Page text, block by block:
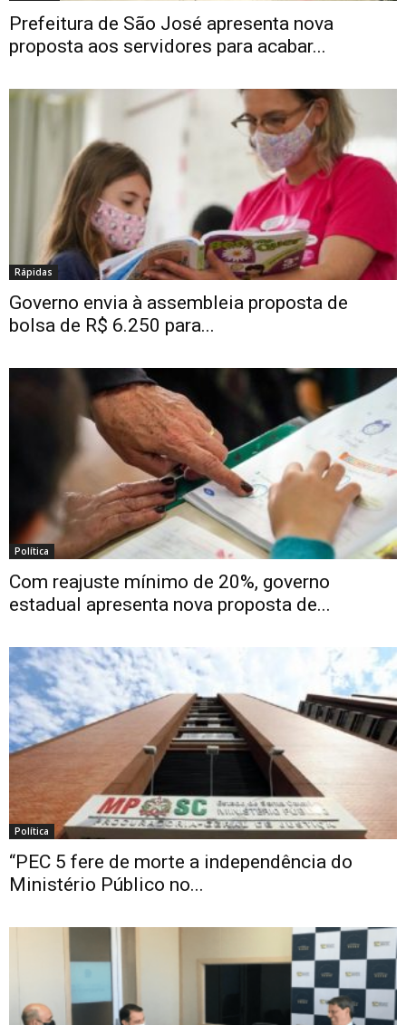
Prefeitura de São José apresenta nova
proposta aos servidores para acabar...
Rápidas
Governo envia à assembleia proposta de
bolsa de R$ 6.250 para...
Política
Com reajuste mínimo de 20%, governo
estadual apresenta nova proposta de...
Política
“PEC 5 fere de morte a independência do
Ministério Público no...